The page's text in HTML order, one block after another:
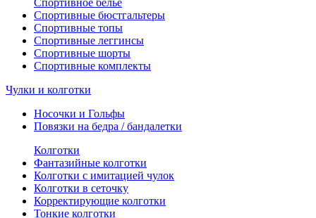
Спортивное белье
Спортивные бюстгальтеры
Спортивные топы
Спортивные леггинсы
Спортивные шорты
Спортивные комплекты
Чулки и колготки
Носочки и Гольфы
Повязки на бедра / бандалетки
Колготки
Фантазийные колготки
Колготки с имитацией чулок
Колготки в сеточку
Корректирующие колготки
Тонкие колготки